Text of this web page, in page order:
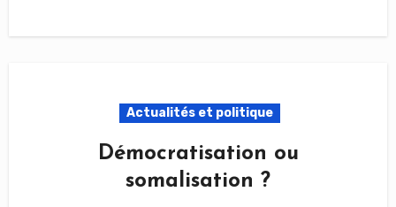
Actualités et politique
Démocratisation ou
somalisation ?